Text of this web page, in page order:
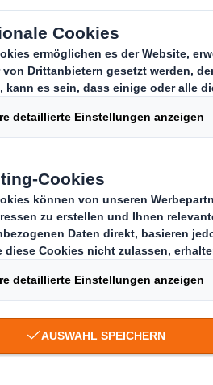
Entdecken Sie,
um Ihre Ziele zu
Eine
Hervorragende
sorgen für das
Käufer anziehen, die
Vertriebskosten
ERFAHREN SIE, WIE